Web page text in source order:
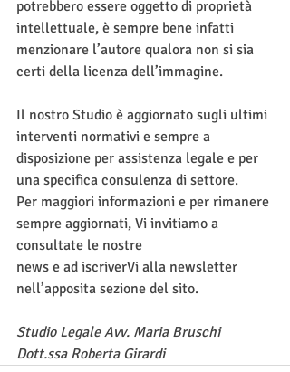
potrebbero essere oggetto di proprietà
intellettuale, è sempre bene infatti
menzionare l’autore qualora non si sia
certi della licenza dell’immagine.
Il nostro Studio è aggiornato sugli ultimi
interventi normativi e sempre a
disposizione per assistenza legale e per
una specifica consulenza di settore.
Per maggiori informazioni e per rimanere
sempre aggiornati, Vi invitiamo a
consultate le nostre
news e ad iscriverVi alla newsletter
nell’apposita sezione del sito.
Studio Legale Avv. Maria Bruschi
Dott.ssa Roberta Girardi